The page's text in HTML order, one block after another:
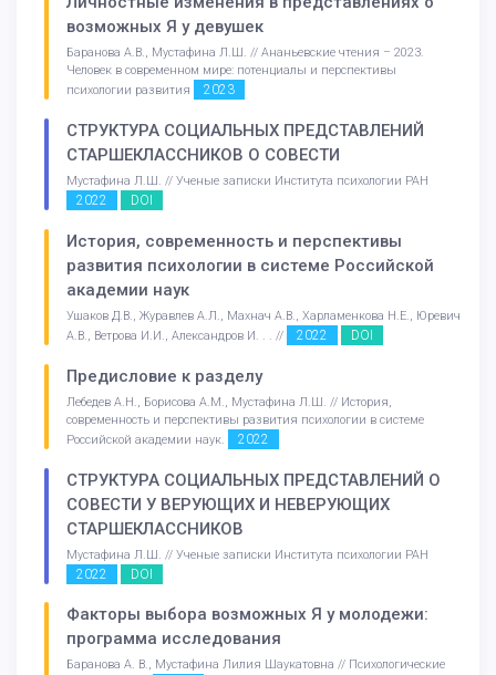
возможных Я у девушек
Баранова А.В., Мустафина Л.Ш. // Ананьевские чтения – 2023.
Человек в современном мире: потенциалы и перспективы
психологии развития
2023
СТРУКТУРА СОЦИАЛЬНЫХ ПРЕДСТАВЛЕНИЙ
СТАРШЕКЛАССНИКОВ О СОВЕСТИ
Мустафина Л.Ш. // Ученые записки Института психологии РАН
2022 DOI
История, современность и перспективы
развития психологии в системе Российской
академии наук
Ушаков Д.В., Журавлев А.Л., Махнач А.В., Харламенкова Н.Е., Юревич
А.В., Ветрова И.И., Александров И. . . //
2022 DOI
Предисловие к разделу
Лебедев А.Н., Борисова А.М., Мустафина Л.Ш. // История,
современность и перспективы развития психологии в системе
Российской академии наук.
2022
СТРУКТУРА СОЦИАЛЬНЫХ ПРЕДСТАВЛЕНИЙ О
СОВЕСТИ У ВЕРУЮЩИХ И НЕВЕРУЮЩИХ
СТАРШЕКЛАССНИКОВ
Мустафина Л.Ш. // Ученые записки Института психологии РАН
2022 DOI
Факторы выбора возможных Я у молодежи:
программа исследования
Баранова А. В., Мустафина Лилия Шаукатовна // Психологические